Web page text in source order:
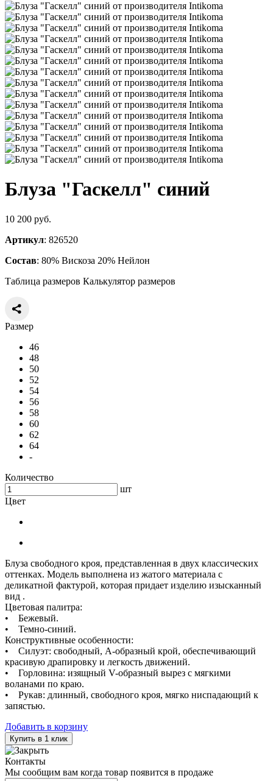
Блуза "Гаскелл" синий
10 200 руб.
Артикул: 826520
Состав: 80% Вискоза 20% Нейлон
Таблица размеров Калькулятор размеров
Размер
46
48
50
52
54
56
58
60
62
64
-
Количество
шт
Цвет
Блуза свободного кроя, представленная в двух классических
оттенках. Модель выполнена из жатого материала с
деликатной фактурой, которая придает изделию изысканный
вид .
Цветовая палитра:
• Бежевый.
• Темно-синий.
Конструктивные особенности:
• Силуэт: свободный, А-образный крой, обеспечивающий
красивую драпировку и легкость движений.
• Горловина: изящный V-образный вырез с мягкими
воланами по краю.
• Рукав: длинный, свободного кроя, мягко ниспадающий к
запястью.
Добавить в корзину
Купить в 1 клик
Контакты
Мы сообщим вам когда товар появится в продаже